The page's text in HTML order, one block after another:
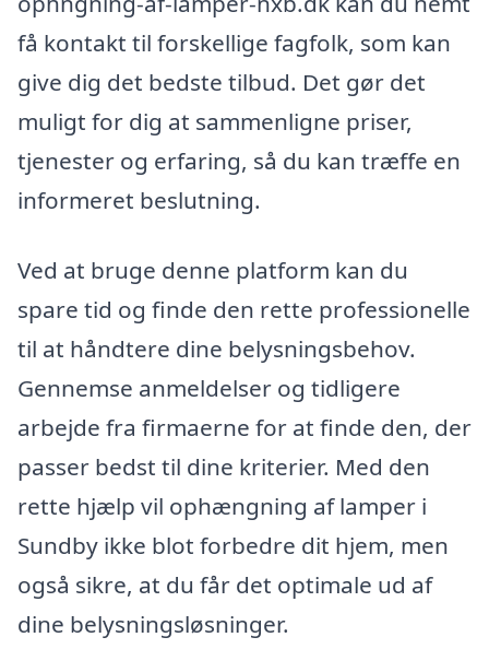
få kontakt til forskellige fagfolk, som kan
give dig det bedste tilbud. Det gør det
muligt for dig at sammenligne priser,
tjenester og erfaring, så du kan træffe en
informeret beslutning.
Ved at bruge denne platform kan du
spare tid og finde den rette professionelle
til at håndtere dine belysningsbehov.
Gennemse anmeldelser og tidligere
arbejde fra firmaerne for at finde den, der
passer bedst til dine kriterier. Med den
rette hjælp vil ophængning af lamper i
Sundby ikke blot forbedre dit hjem, men
også sikre, at du får det optimale ud af
dine belysningsløsninger.